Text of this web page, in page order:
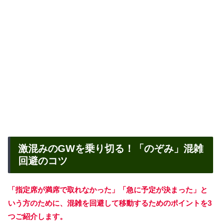
激混みのGWを乗り切る！「のぞみ」混雑
回避のコツ
「指定席が満席で取れなかった」「急に予定が決まった」と
いう方のために、混雑を回避して移動するためのポイントを3
つご紹介します。